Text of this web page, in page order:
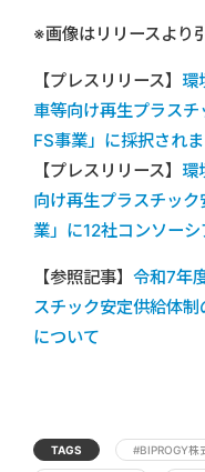
※画像はリリースより
【プレスリリース】 環
車等向け再生プラス
FS事業」に採択されま
【プレスリリース】 環
向け再生プラスチッ
業」に12社コンソー
【参照記事】 令和7年
スチック安定供給体
について
TAGS #BIPROGY株